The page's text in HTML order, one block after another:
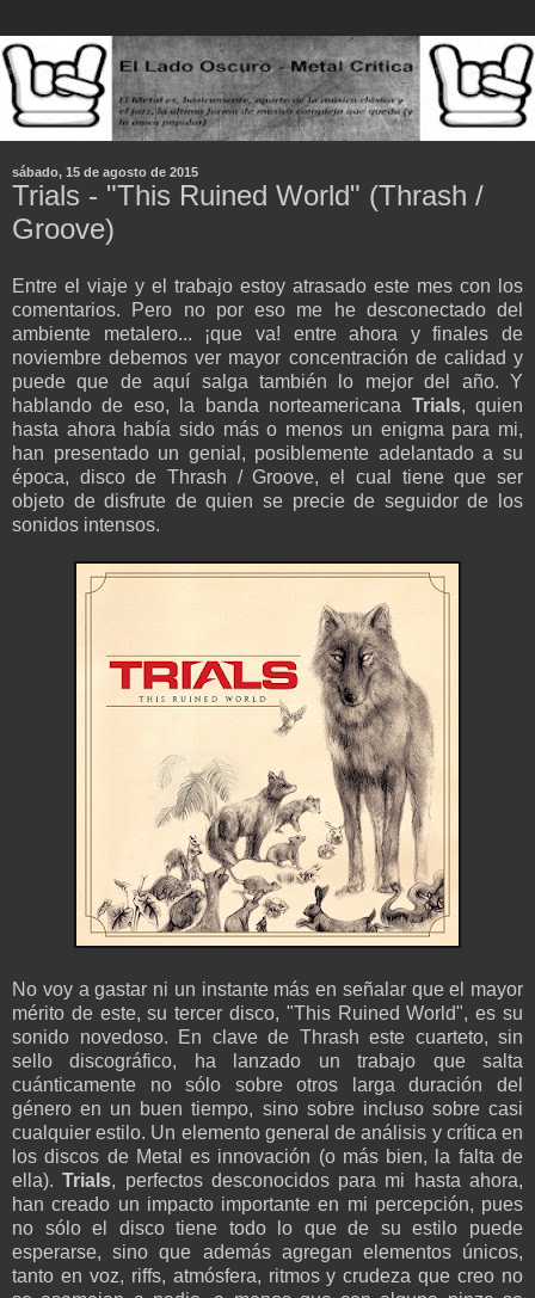
sábado, 15 de agosto de 2015
Trials - "This Ruined World" (Thrash /
Groove)
Entre el viaje y el trabajo estoy atrasado este mes con los
comentarios. Pero no por eso me he desconectado del
ambiente metalero... ¡que va! entre ahora y finales de
noviembre debemos ver mayor concentración de calidad y
puede que de aquí salga también lo mejor del año. Y
hablando de eso, la banda norteamericana Trials, quien
hasta ahora había sido más o menos un enigma para mi,
han presentado un genial, posiblemente adelantado a su
época, disco de Thrash / Groove, el cual tiene que ser
objeto de disfrute de quien se precie de seguidor de los
sonidos intensos.
No voy a gastar ni un instante más en señalar que el mayor
mérito de este, su tercer disco, "This Ruined World", es su
sonido novedoso. En clave de Thrash este cuarteto, sin
sello discográfico, ha lanzado un trabajo que salta
cuánticamente no sólo sobre otros larga duración del
género en un buen tiempo, sino sobre incluso sobre casi
cualquier estilo. Un elemento general de análisis y crítica en
los discos de Metal es innovación (o más bien, la falta de
ella).Trials, perfectos desconocidos para mi hasta ahora,
han creado un impacto importante en mi percepción, pues
no sólo el disco tiene todo lo que de su estilo puede
esperarse, sino que además agregan elementos únicos,
tanto en voz, riffs, atmósfera, ritmos y crudeza que creo no